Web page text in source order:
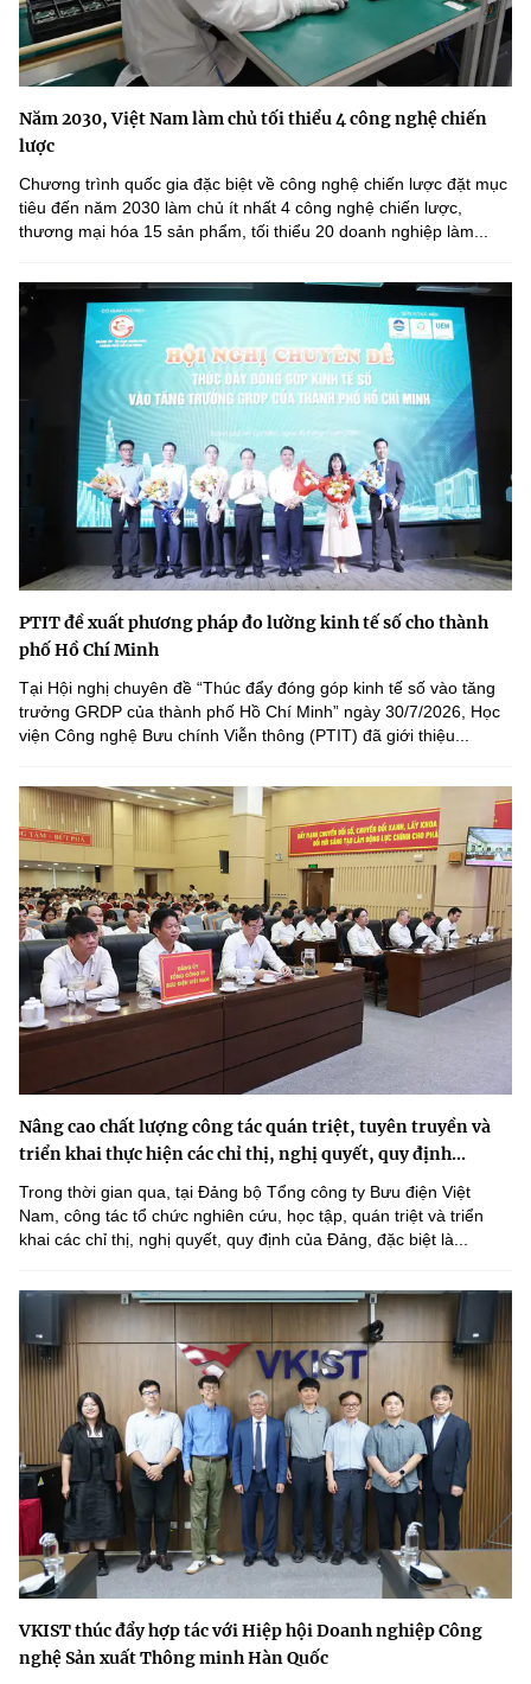
Năm 2030, Việt Nam làm chủ tối thiểu 4 công nghệ chiến
lược
Chương trình quốc gia đặc biệt về công nghệ chiến lược đặt mục
tiêu đến năm 2030 làm chủ ít nhất 4 công nghệ chiến lược,
thương mại hóa 15 sản phẩm, tối thiểu 20 doanh nghiệp làm...
PTIT đề xuất phương pháp đo lường kinh tế số cho thành
phố Hồ Chí Minh
Tại Hội nghị chuyên đề “Thúc đẩy đóng góp kinh tế số vào tăng
trưởng GRDP của thành phố Hồ Chí Minh” ngày 30/7/2026, Học
viện Công nghệ Bưu chính Viễn thông (PTIT) đã giới thiệu...
Nâng cao chất lượng công tác quán triệt, tuyên truyền và
triển khai thực hiện các chỉ thị, nghị quyết, quy định...
Trong thời gian qua, tại Đảng bộ Tổng công ty Bưu điện Việt
Nam, công tác tổ chức nghiên cứu, học tập, quán triệt và triển
khai các chỉ thị, nghị quyết, quy định của Đảng, đặc biệt là...
VKIST thúc đẩy hợp tác với Hiệp hội Doanh nghiệp Công
nghệ Sản xuất Thông minh Hàn Quốc